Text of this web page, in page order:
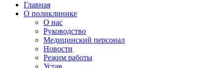
Главная
О поликлинике
О нас
Руководство
Медицинский персонал
Новости
Режим работы
Устав